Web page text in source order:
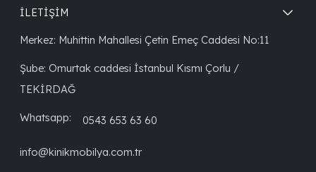
İLETİŞİM
Merkez: Muhittin Mahallesi Çetin Emeç Caddesi No:11
Şube: Omurtak caddesi İstanbul Kısmı Çorlu /
TEKİRDAĞ
Whatsapp: 0543 653 63 60
info@kinikmobilya.com.tr